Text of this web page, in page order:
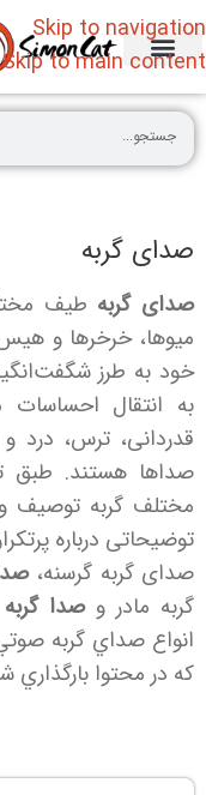
Skip to navigation
Skip to main content
صدای گربه
صدای گربه طیف
میوها، خرخرها و
خود به طرز
به انتقال
قدردانی، ترس، درد
صداها هستند.
مختلف گربه توصیف
توضیحاتی درباره
صدای گربه گرسنه،
گربه مادر وصدا
انواع صداي گربه‌
كه در محتوا